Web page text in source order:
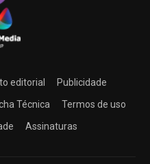
editorial
Publicidade
Técnica
Termos de uso
Assinaturas